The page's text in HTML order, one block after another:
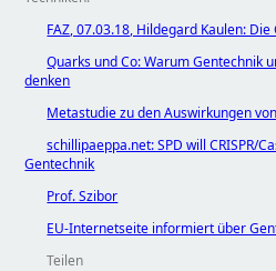
FAZ, 07.03.18, Hildegard Kaulen:
Quarks und Co: Warum Gentechnik
denken
Metastudie zu den Auswirkungen
schillipaeppa.net: SPD will CRISPR/
Gentechnik
Prof. Szibor
EU-Internetseite informiert über
Teilen